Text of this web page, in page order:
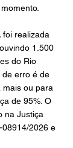
foi realizada
1.500
do Rio
de erro é de
mais ou para
de 95%. O
na Justiça
08914/2026 e